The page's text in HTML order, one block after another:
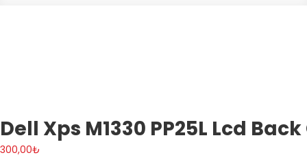
Dell Xps M1330 PP25L Lcd
300,00₺